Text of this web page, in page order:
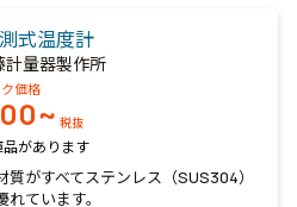
式温度計
計量器製作所
価格
税抜
があります
がすべてステンレス（SUS304）
ています。